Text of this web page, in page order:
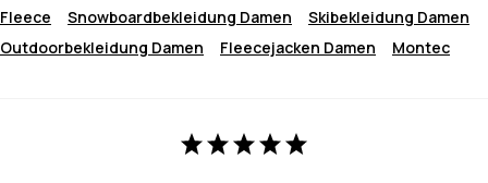
Fleece Snowboardbekleidung Damen
Skibekleidung Damen
Outdoorbekleidung Damen
Fleecejacken Damen Montec